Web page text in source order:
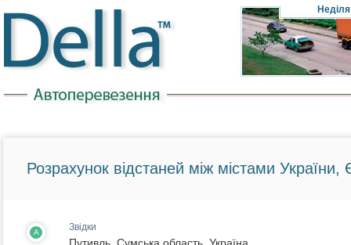
Неділя
Розрахунок відстаней між містами України,
A Звідки